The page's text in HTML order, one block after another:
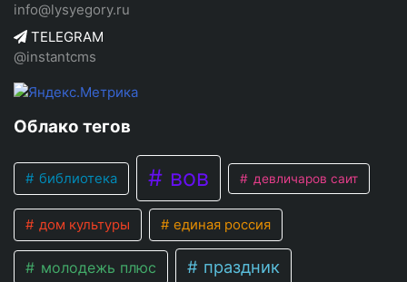
info@lysyegory.ru
TELEGRAM
@instantcms
Облако тегов
библиотека вов девличаров саит
дом культуры единая россия
молодежь плюс праздник